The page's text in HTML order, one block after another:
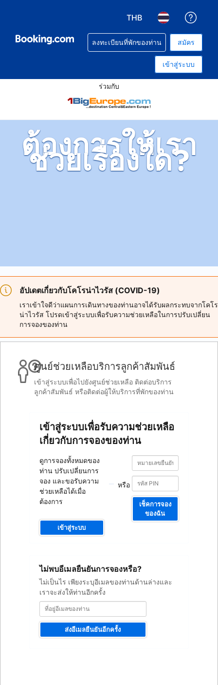
THB
ลงทะเบียนที่พักของท่าน สมัคร
เข้าสู่ระบบ
ร่วมกับ
ต้องการให้เรา
ช่วยเรื่องใด?
อัปเดตเกี่ยวกับโคโรน่าไวรัส (COVID-19)
เราเข้าใจดีว่าแผนการเดินทางของท่านอาจได้รับผลกระทบจากโคโร
น่าไวรัส โปรดเข้าสู่ระบบเพื่อรับความช่วยเหลือในการปรับเปลี่ยน
การจองของท่าน
ศูนย์ช่วยเหลือบริการลูกค้าสัมพันธ์
เข้าสู่ระบบเพื่อไปยังศูนย์ช่วยเหลือ ติดต่อบริการ
ลูกค้าสัมพันธ์ หรือติดต่อผู้ให้บริการที่พักของท่าน
เข้าสู่ระบบเพื่อรับความช่วยเหลือ
เกี่ยวกับการจองของท่าน
ดูการจองทั้งหมดของ
ท่าน ปรับเปลี่ยนการ
จอง และขอรับความ
ช่วยเหลือได้เมื่อ
ต้องการ
เข้าสู่ระบบ
หรือ
หมายเลข
ยืนยัน
การ
จอง
หมายเลข
ยืนยัน
การ
จอง
เช็คการจอง
ของฉัน
ไม่พบอีเมลยืนยันการจองหรือ?
ไม่เป็นไร เพียงระบุอีเมลของท่านด้านล่างและ
เราจะส่งให้ท่านอีกครั้ง
อีเมล
ส่งอีเมลยืนยันอีกครั้ง